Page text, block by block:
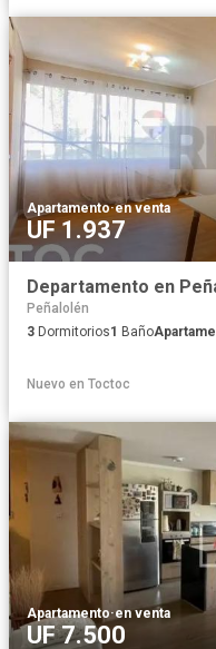
Apartamento·en venta
UF 1.937
Departamento en
Peñalolén
3 Dormitorios1 Baño
Nuevo en Toctoc
Apartamento·en venta
UF 7.500